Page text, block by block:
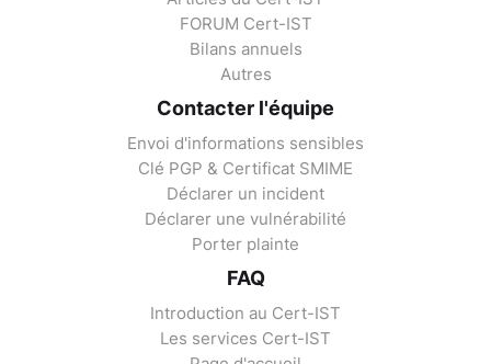
FORUM Cert-IST
Bilans annuels
Autres
Contacter l'équipe
Envoi d'informations sensibles
Clé PGP & Certificat SMIME
Déclarer un incident
Déclarer une vulnérabilité
Porter plainte
FAQ
Introduction au Cert-IST
Les services Cert-IST